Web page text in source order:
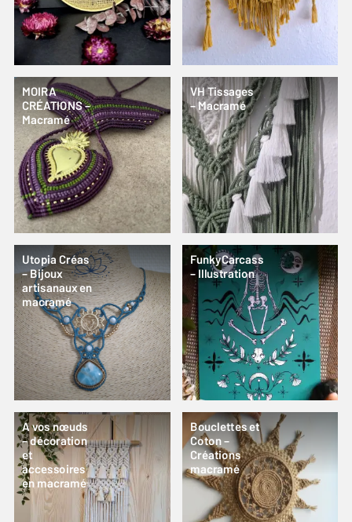
MOIRA
CRÉATIONS –
Macramé
VH Tissages
– Macramé
Utopia Créas
– Bijoux
artisanaux en
macramé
FunkyCarcass
– Illustration
A vos nœuds
– décoration
et
accessoires
en macramé
Bouclettes et
Coton –
Créations
macramé